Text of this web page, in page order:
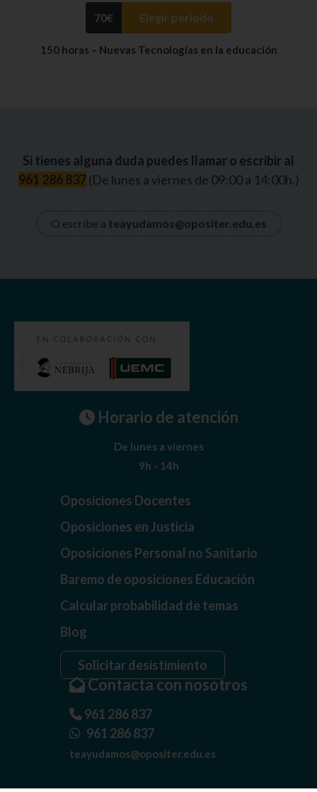
70€ Elegir periodo
150 horas – Nuevas Tecnologías en la educación
Si tienes alguna duda puedes llamar o escribir al
961 286 837(De lunes a viernes de 09:00 a 14:00h.)
O escribe a teayudamos@opositer.edu.es
Horario de atención
De lunes a viernes
9h - 14h
Oposiciones Docentes
Oposiciones en Justicia
Oposiciones Personal no Sanitario
Baremo de oposiciones Educación
Calcular probabilidad de temas
Blog
Solicitar desistimiento
Contacta con nosotros
961 286 837
961 286 837
teayudamos@opositer.edu.es